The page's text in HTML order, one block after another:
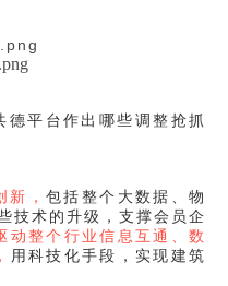
德平台作出哪些调整抢抓
新，包括整个大数据、物
技术的升级，支撑会员企
动整个行业信息互通、数
用科技化手段，实现建筑